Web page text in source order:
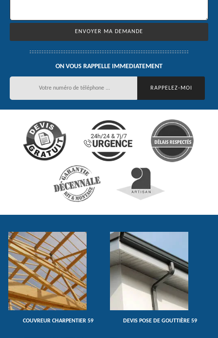
ON VOUS RAPPELLE IMMEDIATEMENT
COUVREUR CHARPENTIER 59 DEVIS POSE DE GOUTTIÈRE 59